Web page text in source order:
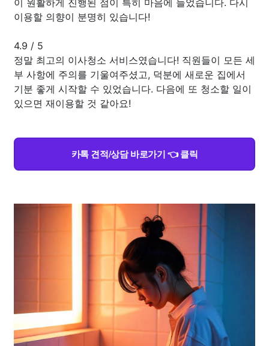
이용할 의향이 분명히 있습니다!
4.9 / 5
정말 최고의 이사청소 서비스였습니다! 직원들이 모든 세
부 사항에 주의를 기울여주셨고, 덕분에 새로운 집에서
기분 좋게 시작할 수 있었습니다. 다음에 또 청소할 일이
있으면 재이용할 것 같아요!
카톡 견적/상담 바로가기 👈 클릭